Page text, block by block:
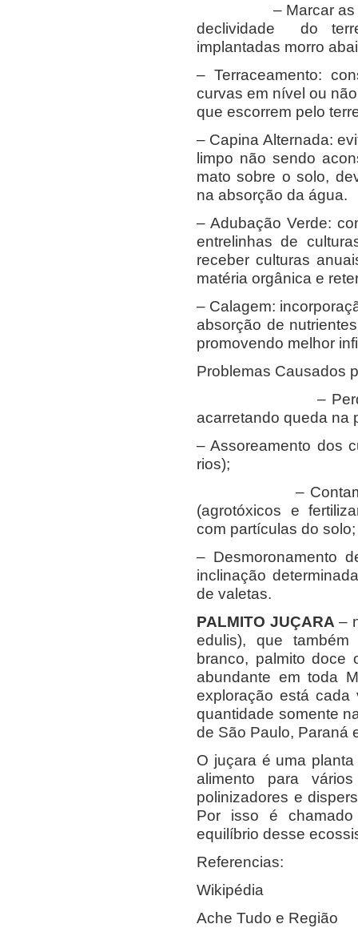
– Marcar as
declividade do
implantadas morro
– Terraceamento:
curvas em nível ou
que escorrem pelo
– Capina Alternada:
limpo não sendo
mato sobre o solo,
na absorção da água.
– Adubação Verde:
entrelinhas de
receber culturas
matéria orgânica e
– Calagem:
absorção de
promovendo melhor
Problemas Causados
– Perda de
acarretando queda na
– Assoreamento dos
rios);
–
(agrotóxicos e
com partículas do solo;
– Desmoronamento
inclinação
de valetas.
PALMITO JUÇARA –
edulis), que
branco, palmito doce
abundante em toda
exploração está cada
quantidade somente
de São Paulo, Paraná
O juçara é uma
alimento para
polinizadores e
Por isso é chamado
equilíbrio desse
Referencias:
Wikipédia
Ache Tudo e Região